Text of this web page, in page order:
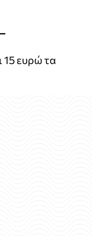
15 ευρώ τα